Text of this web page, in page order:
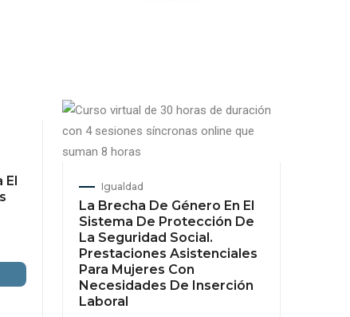
El
Igualdad
La Brecha De Género En El
Sistema De Protección De
La Seguridad Social.
Prestaciones Asistenciales
Para Mujeres Con
Necesidades De Inserción
Laboral